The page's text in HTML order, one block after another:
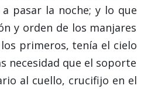
pasar la noche; y lo que
y orden de los manjares
primeros, tenía el cielo
necesidad que el soporte
al cuello, crucifijo en el